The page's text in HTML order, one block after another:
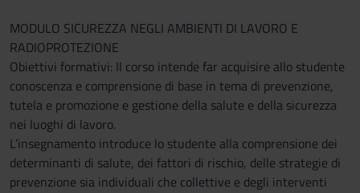
MODULO SICUREZZA NEGLI AMBIENTI DI LAVORO E
RADIOPROTEZIONE
Obiettivi formativi: Il corso intende far acquisire allo studente
conoscenza e comprensione di base in tema di prevenzione,
tutela e promozione e gestione della salute e della sicurezza
nei luoghi di lavoro.
L’insegnamento introduce lo studente alla comprensione dei
determinanti di salute, dei fattori di rischio, delle strategie di
prevenzione sia individuali che collettive e degli interventi